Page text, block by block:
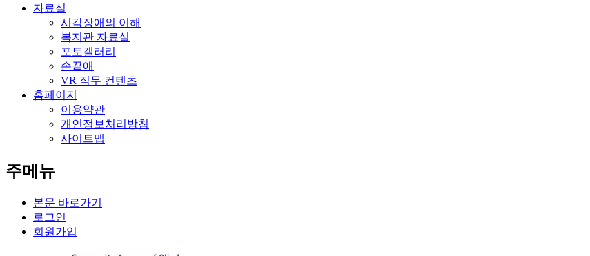
자료실
시각장애의 이해
복지관 자료실
포토갤러리
손끝애
VR 직무 컨텐츠
홈페이지
이용약관
개인정보처리방침
사이트맵
주메뉴
본문 바로가기
로그인
회원가입